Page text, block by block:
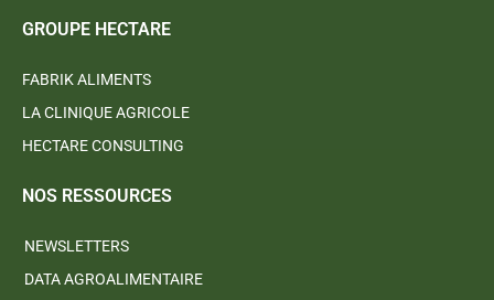
GROUPE HECTARE
FABRIK ALIMENTS
LA CLINIQUE AGRICOLE
HECTARE CONSULTING
NOS RESSOURCES
NEWSLETTERS
DATA AGROALIMENTAIRE